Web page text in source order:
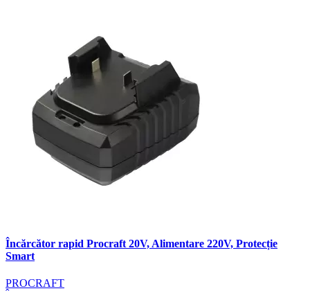
Încărcător rapid Procraft 20V, Alimentare 220V, Protecție
Smart
PROCRAFT